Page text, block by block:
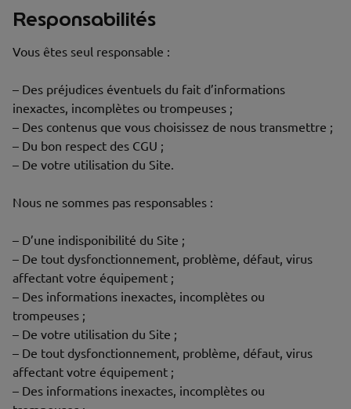
Responsabilités
Vous êtes seul responsable :
– Des préjudices éventuels du fait d’informations
inexactes, incomplètes ou trompeuses ;
– Des contenus que vous choisissez de nous transmettre ;
– Du bon respect des CGU ;
– De votre utilisation du Site.
Nous ne sommes pas responsables :
– D’une indisponibilité du Site ;
– De tout dysfonctionnement, problème, défaut, virus
affectant votre équipement ;
– Des informations inexactes, incomplètes ou
trompeuses ;
– De votre utilisation du Site ;
– De tout dysfonctionnement, problème, défaut, virus
affectant votre équipement ;
– Des informations inexactes, incomplètes ou